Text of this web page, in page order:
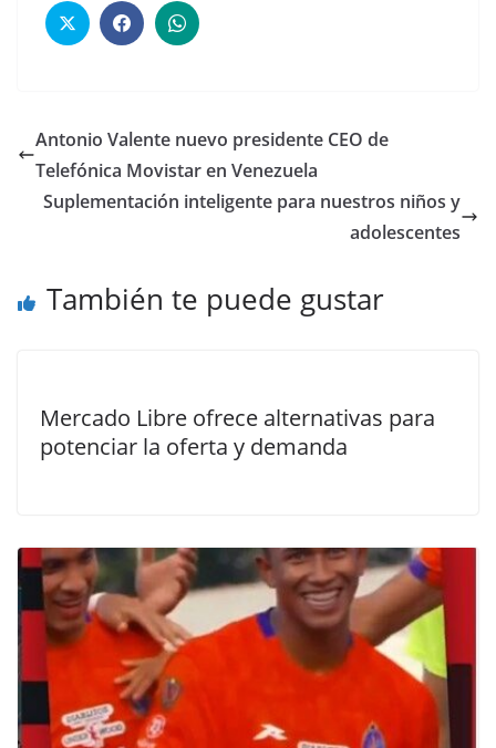
Antonio Valente nuevo presidente CEO de
Telefónica Movistar en Venezuela
Suplementación inteligente para nuestros niños y
adolescentes
También te puede gustar
Mercado Libre ofrece alternativas para
potenciar la oferta y demanda